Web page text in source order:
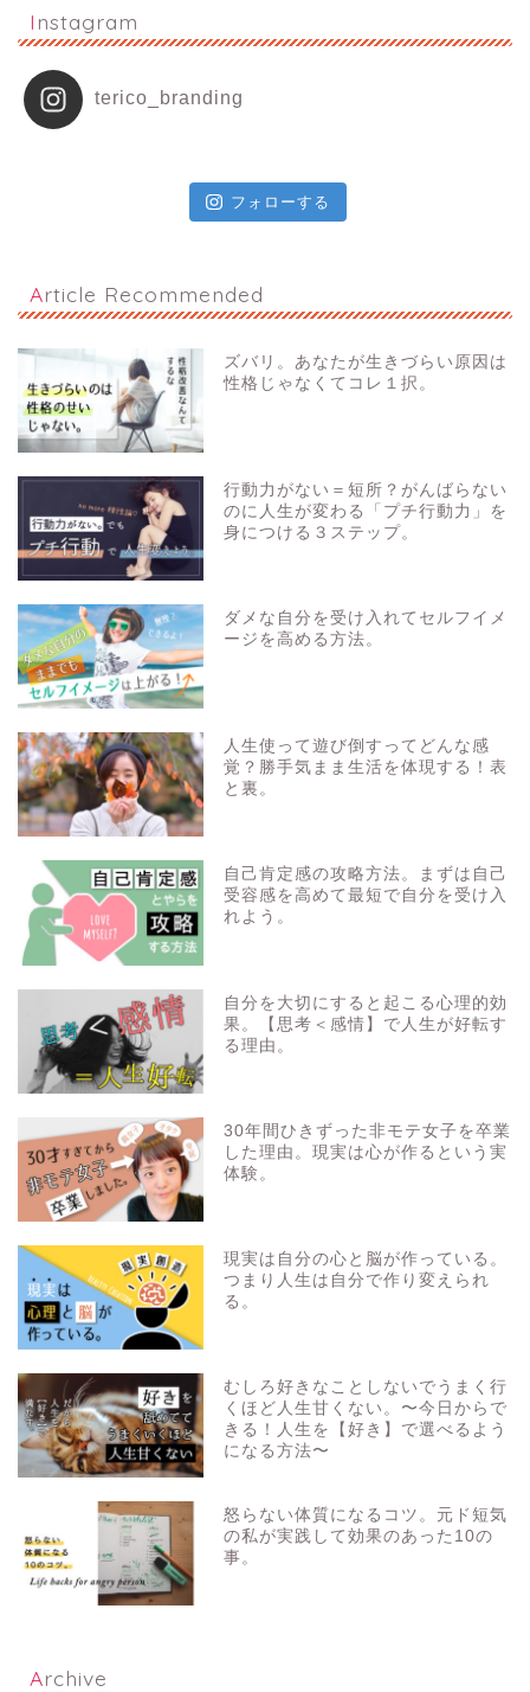
Instagram
terico_branding
フォローする
Article Recommended
ズバリ。あなたが生きづらい原因は
性格じゃなくてコレ１択。
行動力がない＝短所？がんばらない
のに人生が変わる「プチ行動力」を
身につける３ステップ。
ダメな自分を受け入れてセルフイメ
ージを高める方法。
人生使って遊び倒すってどんな感
覚？勝手気まま生活を体現する！表
と裏。
自己肯定感の攻略方法。まずは自己
受容感を高めて最短で自分を受け入
れよう。
自分を大切にすると起こる心理的効
果。【思考＜感情】で人生が好転す
る理由。
30年間ひきずった非モテ女子を卒業
した理由。現実は心が作るという実
体験。
現実は自分の心と脳が作っている。
つまり人生は自分で作り変えられ
る。
むしろ好きなことしないでうまく行
くほど人生甘くない。〜今日からで
きる！人生を【好き】で選べるよう
になる方法〜
怒らない体質になるコツ。元ド短気
の私が実践して効果のあった10の
事。
Archive